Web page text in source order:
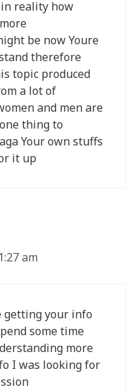
reality how
be now Youre
therefore
topic produced
a lot of
and men are
thing to
Your own stuffs
it up
am
getting your info
some time
more
I was looking for